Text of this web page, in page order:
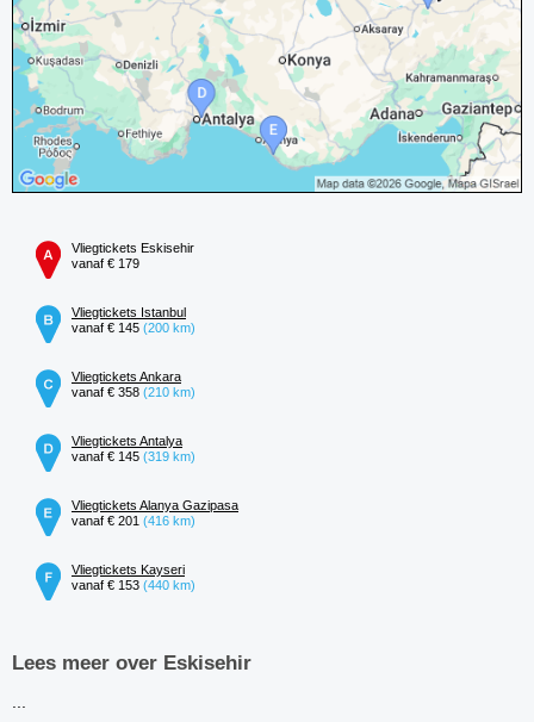
Vliegtickets Eskisehir
vanaf € 179
Vliegtickets Istanbul
vanaf € 145 (200 km)
Vliegtickets Ankara
vanaf € 358 (210 km)
Vliegtickets Antalya
vanaf € 145 (319 km)
Vliegtickets Alanya Gazipasa
vanaf € 201 (416 km)
Vliegtickets Kayseri
vanaf € 153 (440 km)
Lees meer over Eskisehir
...